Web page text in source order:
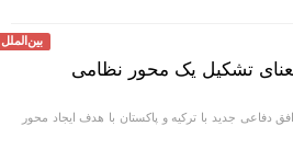
بین‌الملل
تشکیل یک محور نظامی
دفاعی جدید با ترکیه و پاکستان با هدف ایجاد محور